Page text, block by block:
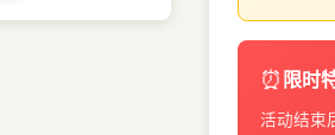
⏰ 限时
活动结束